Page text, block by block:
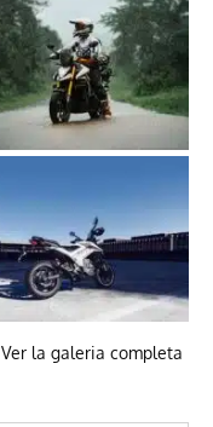
Ver la galeria completa